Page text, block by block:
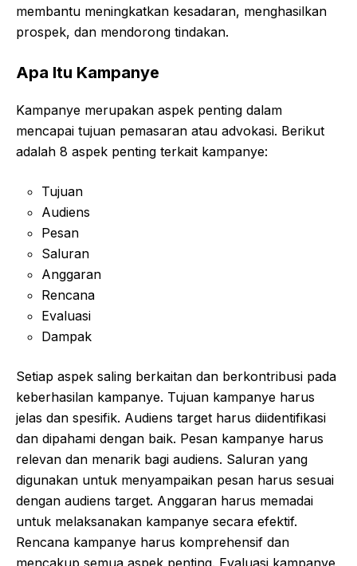
membantu meningkatkan kesadaran, menghasilkan
prospek, dan mendorong tindakan.
Apa Itu Kampanye
Kampanye merupakan aspek penting dalam
mencapai tujuan pemasaran atau advokasi. Berikut
adalah 8 aspek penting terkait kampanye:
Tujuan
Audiens
Pesan
Saluran
Anggaran
Rencana
Evaluasi
Dampak
Setiap aspek saling berkaitan dan berkontribusi pada
keberhasilan kampanye. Tujuan kampanye harus
jelas dan spesifik. Audiens target harus diidentifikasi
dan dipahami dengan baik. Pesan kampanye harus
relevan dan menarik bagi audiens. Saluran yang
digunakan untuk menyampaikan pesan harus sesuai
dengan audiens target. Anggaran harus memadai
untuk melaksanakan kampanye secara efektif.
Rencana kampanye harus komprehensif dan